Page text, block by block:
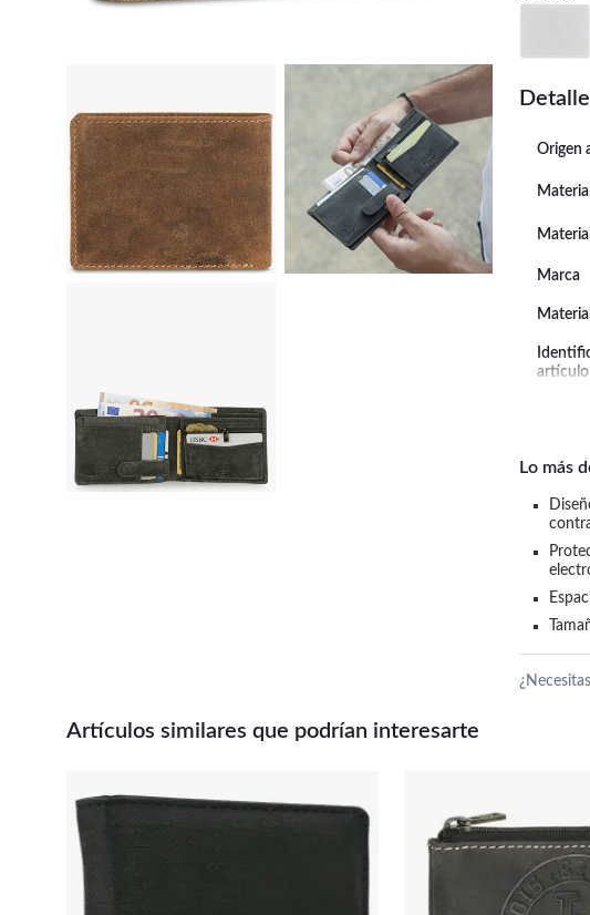
Origen
Marca
artículo
Lo más
Artículos similares que podrían interesarte